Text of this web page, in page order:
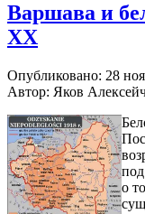
Варшава и
ХХ
Опубликовано: 28
Автор: Яков
о